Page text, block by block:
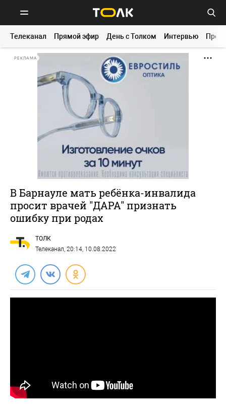
Телеканал Прямой эфир День с Толком Интервью
РЕКЛАМА
В Барнауле мать ребёнка-инвалида
просит врачей "ДАРА" признать
ошибку при родах
ТОЛК
Телеканал, 20:14, 10.08.2022